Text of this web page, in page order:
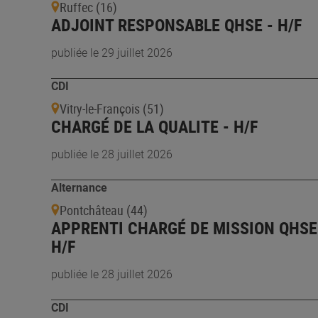
Ruffec (16)
ADJOINT RESPONSABLE QHSE - H/F
publiée le 29 juillet 2026
CDI
Vitry-le-François (51)
CHARGÉ DE LA QUALITE - H/F
publiée le 28 juillet 2026
Alternance
Pontchâteau (44)
APPRENTI CHARGÉ DE MISSION
H/F
publiée le 28 juillet 2026
CDI